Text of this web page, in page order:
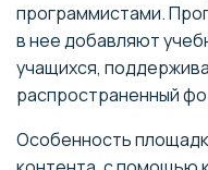
программистами.
в нее добавляют
учащихся,
распространенный
Особенность